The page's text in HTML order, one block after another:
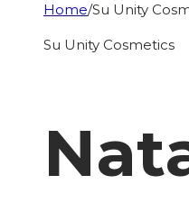
Home/Su Unity
Su Unity Cosmetics